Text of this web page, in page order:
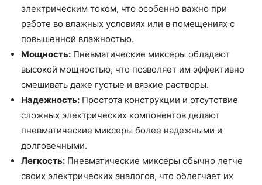
электрическим током, что особенно важно при
работе во влажных условиях или в помещениях с
повышенной влажностью.
Мощность: Пневматические миксеры обладают
высокой мощностью, что позволяет им эффективно
смешивать даже густые и вязкие растворы.
Надежность: Простота конструкции и отсутствие
сложных электрических компонентов делают
пневматические миксеры более надежными и
долговечными.
Легкость: Пневматические миксеры обычно легче
своих электрических аналогов, что облегчает их